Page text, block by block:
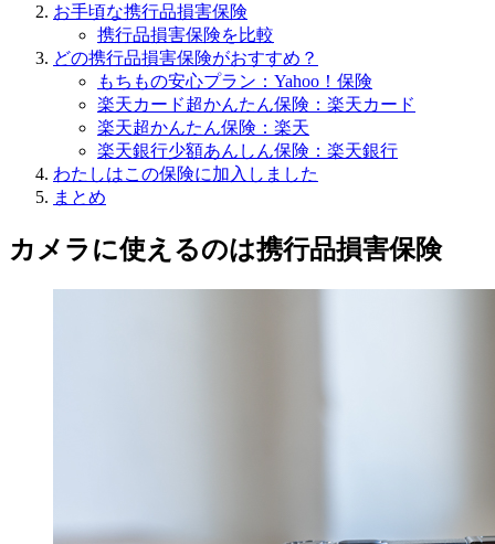
お手頃な携行品損害保険
携行品損害保険を比較
どの携行品損害保険がおすすめ？
もちもの安心プラン：Yahoo！保険
楽天カード超かんたん保険：楽天カード
楽天超かんたん保険：楽天
楽天銀行少額あんしん保険：楽天銀行
わたしはこの保険に加入しました
まとめ
カメラに使えるのは携行品損害保険